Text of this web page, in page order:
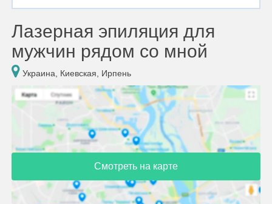
Лазерная эпиляция для
мужчин рядом со мной
Украина, Киевская, Ирпень
Смотреть на карте